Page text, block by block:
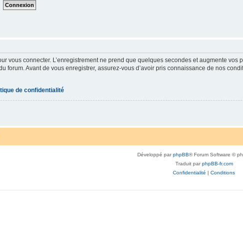
vous connecter. L’enregistrement ne prend que quelques secondes et augmente
forum. Avant de vous enregistrer, assurez-vous d’avoir pris connaissance de nos
de confidentialité
Développé parphpBB® Forum Software ©
Traduit parphpBB-fr.com
Confidentialité | Conditions